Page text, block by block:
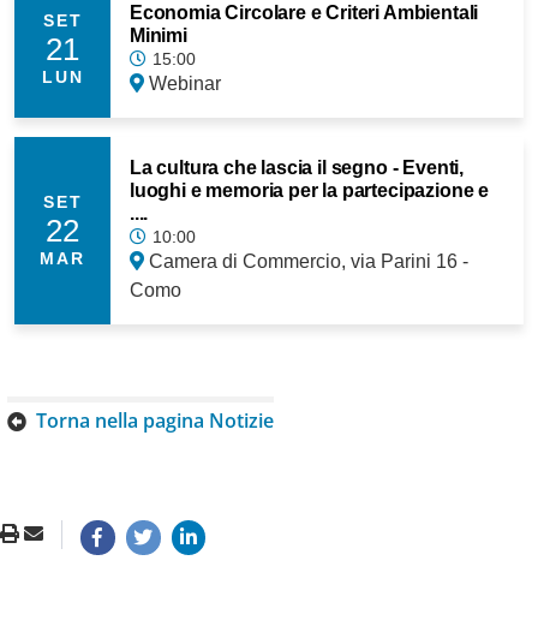
SET
21
LUN
Economia Circolare e Criteri Ambientali
Minimi
15:00
Webinar
SET
22
MAR
La cultura che lascia il segno - Eventi,
luoghi e memoria per la partecipazione e
....
10:00
Camera di Commercio, via Parini 16 -
Como
Torna nella pagina Notizie